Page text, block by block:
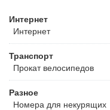
Интернет
Интернет
Транспорт
Прокат велосипедов
Разное
Номера для некурящих